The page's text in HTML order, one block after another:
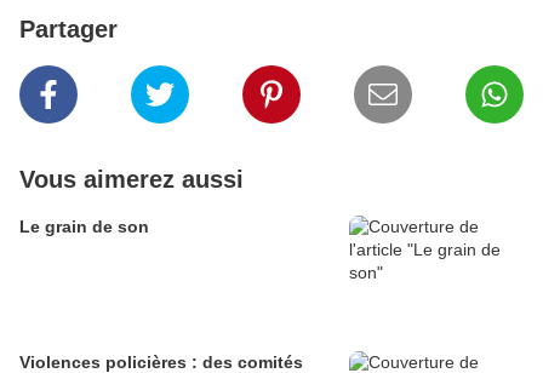
Partager
Vous aimerez aussi
Le grain de son
Violences policières : des comités